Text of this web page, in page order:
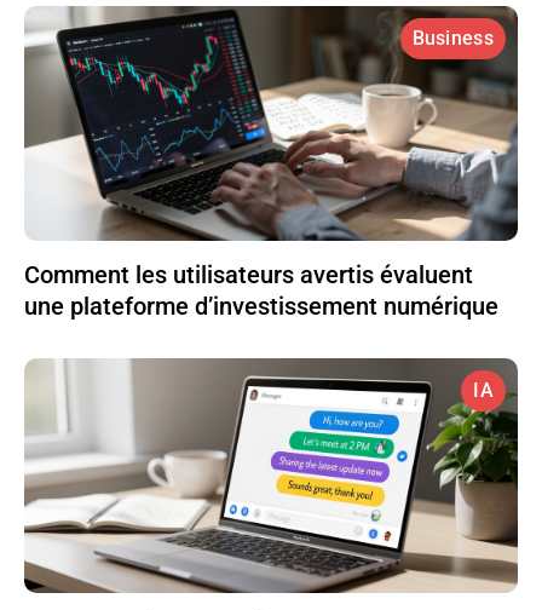
Business
Comment les utilisateurs avertis évaluent
une plateforme d’investissement numérique
IA